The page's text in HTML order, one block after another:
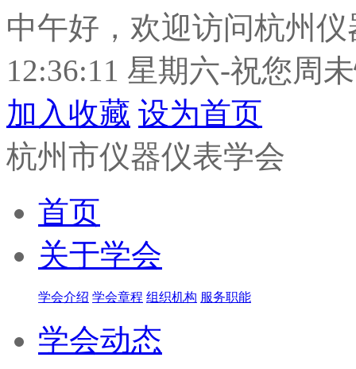
中午好，欢迎访问杭州
12:36:11 星期六-祝您周
加入收藏 设为首页
杭州市仪器仪表学会
首页
关于学会
学会介绍 学会章程 组织机构 服务职能
学会动态